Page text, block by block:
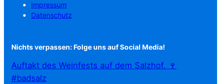
Impressum
Datenschutz
Nichts verpassen: Folge uns auf Social Media!
Auftakt des Weinfests auf dem Salzhof. 🍷
#badsalz